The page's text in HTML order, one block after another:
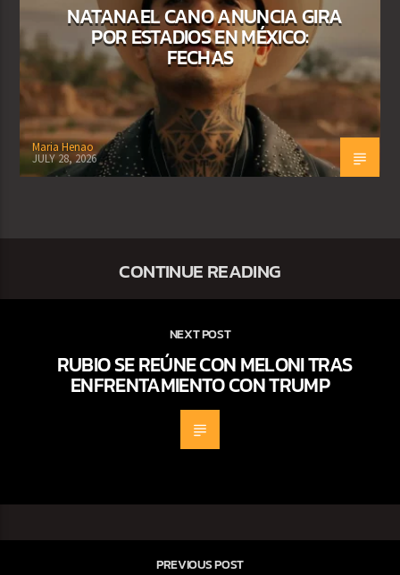
NATANAEL CANO ANUNCIA GIRA
POR ESTADIOS EN MÉXICO:
FECHAS
Maria Henao
JULY 28, 2026
CONTINUE READING
NEXT POST
RUBIO SE REÚNE CON MELONI TRAS
ENFRENTAMIENTO CON TRUMP
PREVIOUS POST